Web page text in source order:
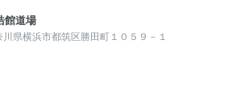
館道場
川県横浜市都筑区勝田町１０５９－１